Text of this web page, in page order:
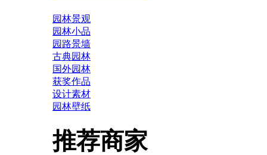
园林景观
园林小品
园路景墙
古典园林
国外园林
获奖作品
设计素材
园林壁纸
推荐商家